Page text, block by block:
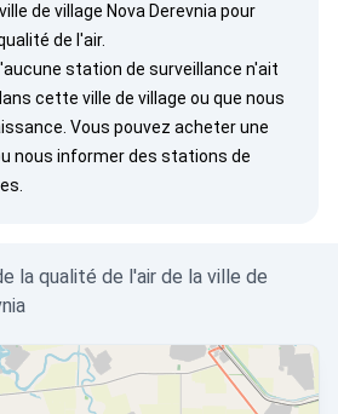
de village Nova Derevnia pour
de l'air.
station de surveillance n'ait
cette ville de village ou que nous
Vous pouvez acheter une
nous informerdes stations de
la qualité de l'air de la ville de